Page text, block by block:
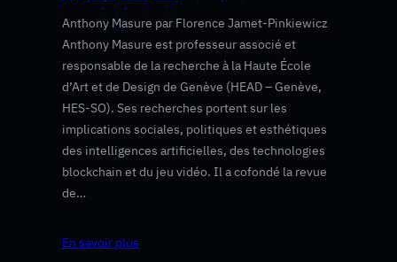
Anthony Masure par Florence Jamet-Pinkiewicz
Anthony Masure est professeur associé et
responsable de la recherche à la Haute École
d’Art et de Design de Genève (HEAD – Genève,
HES-SO). Ses recherches portent sur les
implications sociales, politiques et esthétiques
des intelligences artificielles, des technologies
blockchain et du jeu vidéo. Il a cofondé la revue
de…
En savoir plus